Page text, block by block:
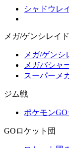
シャドウレ
メガ/ゲンシレイド
メガ/ゲンシ
メガバシャ
スーパーメ
ジム戦
ポケモン
GOロケット団